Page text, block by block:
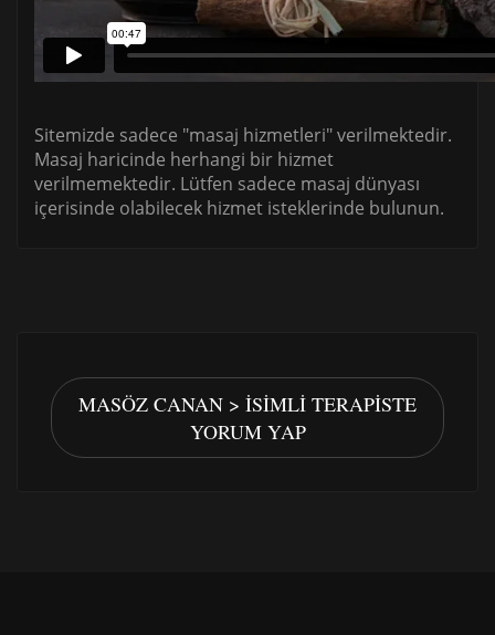
Sitemizde sadece "masaj hizmetleri" verilmektedir.
Masaj haricinde herhangi bir hizmet
verilmemektedir. Lütfen sadece masaj dünyası
içerisinde olabilecek hizmet isteklerinde bulunun.
MASÖZ CANAN > İSIMLI TERAPISTE
YORUM YAP